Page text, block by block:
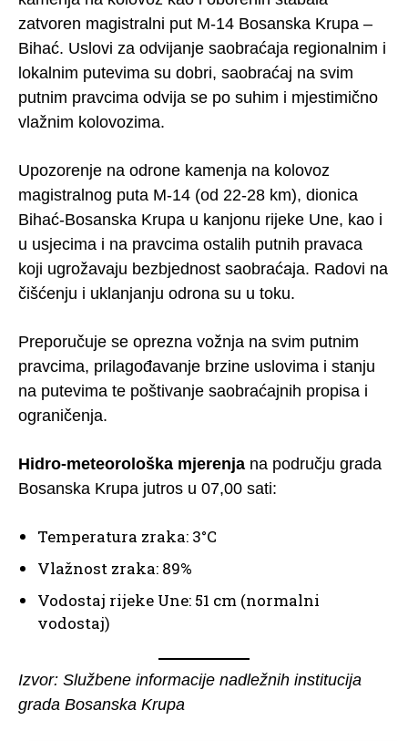
zatvoren magistralni put M-14 Bosanska Krupa –
Bihać. Uslovi za odvijanje saobraćaja regionalnim i
lokalnim putevima su dobri, saobraćaj na svim
putnim pravcima odvija se po suhim i mjestimično
vlažnim kolovozima.
Upozorenje na odrone kamenja na kolovoz
magistralnog puta M-14 (od 22-28 km), dionica
Bihać-Bosanska Krupa u kanjonu rijeke Une, kao i
u usjecima i na pravcima ostalih putnih pravaca
koji ugrožavaju bezbjednost saobraćaja. Radovi na
čišćenju i uklanjanju odrona su u toku.
Preporučuje se oprezna vožnja na svim putnim
pravcima, prilagođavanje brzine uslovima i stanju
na putevima te poštivanje saobraćajnih propisa i
ograničenja.
Hidro-meteorološka mjerenja na području grada
Bosanska Krupa jutros u 07,00 sati:
Temperatura zraka: 3°C
Vlažnost zraka: 89%
Vodostaj rijeke Une: 51 cm (normalni
vodostaj)
Izvor: Službene informacije nadležnih institucija
grada Bosanska Krupa